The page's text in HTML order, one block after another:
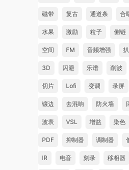
磁带 复古 通道条 合
水果 激励 粒子 侧链
空间 FM 音频增强
3D 闪避 乐谱 削波
切片 Lofi 变调 录屏
镶边 去混响 防火墙
波表 VSL 增益 染色
PDF 抑制器 调制器
IR 电音 刻录 移相器